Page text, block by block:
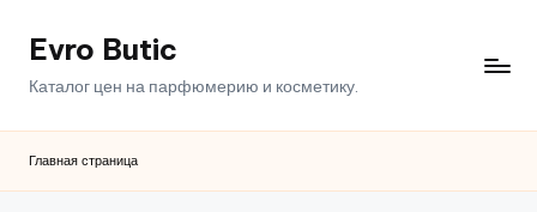
ПерейтиEvro Butic
Каталог цен на парфюмерию и косметику.
Главная страница